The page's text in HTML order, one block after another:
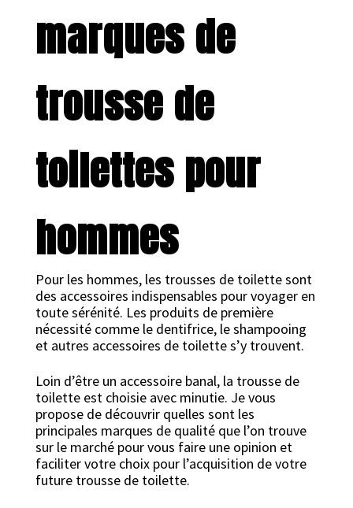
marques de
trousse de
toilettes pour
hommes
Pour les hommes, les trousses de toilette sont
des accessoires indispensables pour voyager en
toute sérénité. Les produits de première
nécessité comme le dentifrice, le shampooing
et autres accessoires de toilette s’y trouvent.
Loin d’être un accessoire banal, la trousse de
toilette est choisie avec minutie. Je vous
propose de découvrir quelles sont les
principales marques de qualité que l’on trouve
sur le marché pour vous faire une opinion et
faciliter votre choix pour l’acquisition de votre
future trousse de toilette.